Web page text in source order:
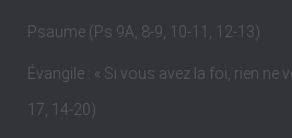
Psaume (Ps 9A, 8-9, 10-11, 12-13)
Évangile : « Si vous avez la foi, rien ne
17, 14-20)